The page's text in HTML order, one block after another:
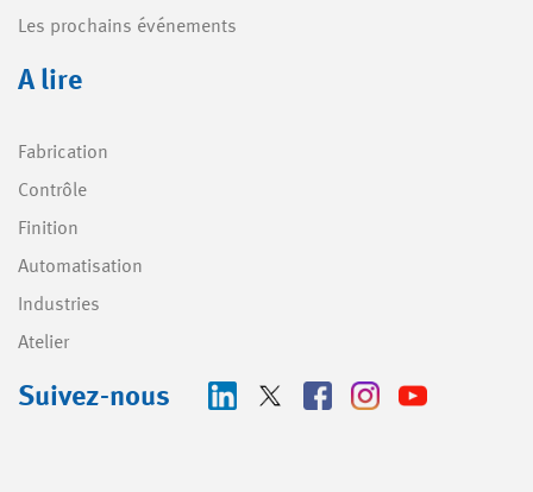
Les prochains événements
A lire
Fabrication
Contrôle
Finition
Automatisation
Industries
Atelier
Suivez-nous